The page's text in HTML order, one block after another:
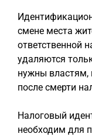
смене места
ответственной
удаляются
нужны властям,
после смерти
Налоговый
необходим для